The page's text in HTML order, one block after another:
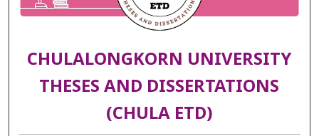
CHULALONGKORN UNIVERSITY
THESES AND DISSERTATIONS
(CHULA ETD)